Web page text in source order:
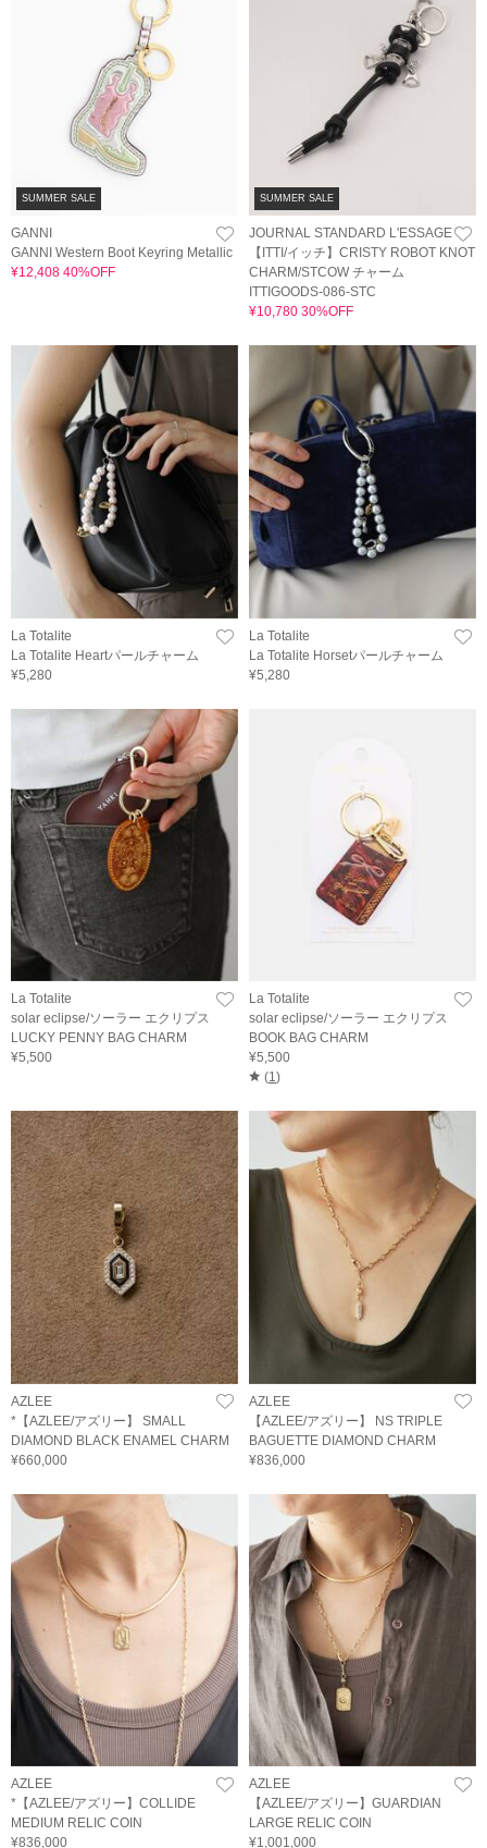
SUMMER SALE
GANNI
GANNI Western Boot Keyring Metallic
¥12,408 40%OFF
SUMMER SALE
JOURNAL STANDARD L'ESSAGE
【ITTI/イッチ】CRISTY ROBOT KNOT
CHARM/STCOW チャーム
ITTIGOODS-086-STC
¥10,780 30%OFF
La Totalite
La Totalite Heartパールチャーム
¥5,280
La Totalite
La Totalite Horsetパールチャーム
¥5,280
La Totalite
solar eclipse/ソーラー エクリプス
LUCKY PENNY BAG CHARM
¥5,500
La Totalite
solar eclipse/ソーラー エクリプス
BOOK BAG CHARM
¥5,500
(1)
AZLEE
*【AZLEE/アズリー】 SMALL
DIAMOND BLACK ENAMEL CHARM
¥660,000
AZLEE
【AZLEE/アズリー】 NS TRIPLE
BAGUETTE DIAMOND CHARM
¥836,000
AZLEE
*【AZLEE/アズリー】COLLIDE
MEDIUM RELIC COIN
¥836,000
AZLEE
【AZLEE/アズリー】GUARDIAN
LARGE RELIC COIN
¥1,001,000